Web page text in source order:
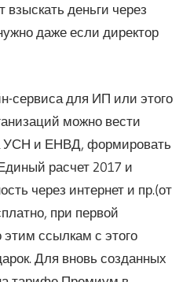
взыскать деньги через
даже если директор
сервиса для ИП или этого
можно вести
УСН и ЕНВД, формировать
расчет 2017 и
через интернет и пр.(от
при первой
ссылкам с этого
Для вновь созданных